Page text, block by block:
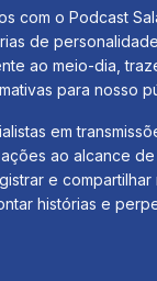
com o Podcast
de
ao meio-dia,
para nosso
em
ao alcance de
e compartilhar
histórias e